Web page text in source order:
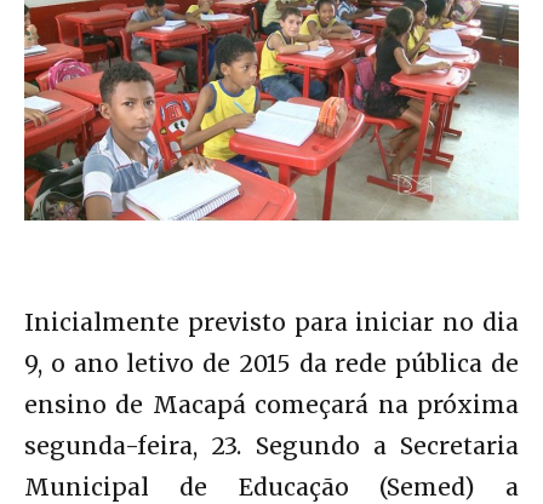
Inicialmente previsto para iniciar no dia
9, o ano letivo de 2015 da rede pública de
ensino de Macapá começará na próxima
segunda-feira, 23. Segundo a Secretaria
Municipal de Educação (Semed) a